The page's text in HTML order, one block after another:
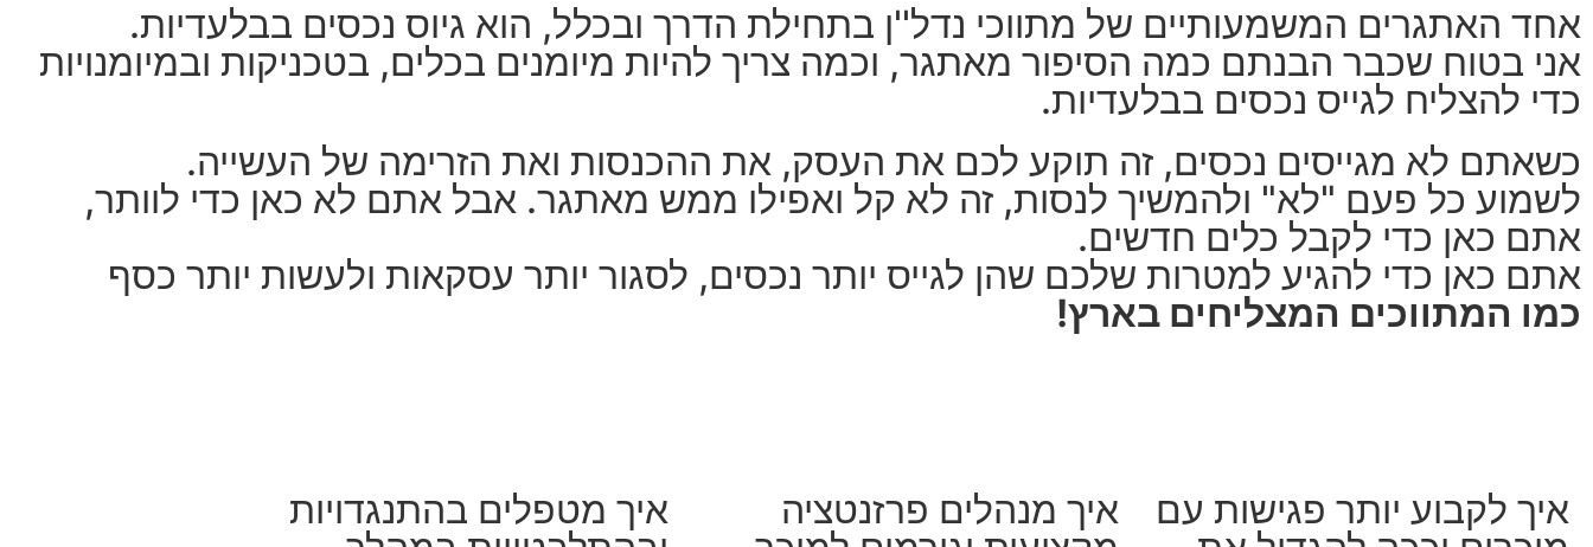
אחד האתגרים המשמעותיים של מתווכי נדל''ן בתחילת הדרך ובכלל, הוא גיוס נכסים בבלעדיות.
אני בטוח שכבר הבנתם כמה הסיפור מאתגר, וכמה צריך להיות מיומנים בכלים, בטכניקות ובמיומנויות
כדי להצליח לגייס נכסים בבלעדיות.
כשאתם לא מגייסים נכסים, זה תוקע לכם את העסק, את ההכנסות ואת הזרימה של העשייה.
לשמוע כל פעם "לא" ולהמשיך לנסות, זה לא קל ואפילו ממש מאתגר. אבל אתם לא כאן כדי לוותר,
אתם כאן כדי לקבל כלים חדשים.
אתם כאן כדי להגיע למטרות שלכם שהן לגייס יותר נכסים, לסגור יותר עסקאות ולעשות יותר כסף
כמו המתווכים המצליחים בארץ!
איך לקבוע יותר פגישות עם
איך מנהלים פרזנטציה
איך מטפלים בהתנגדויות